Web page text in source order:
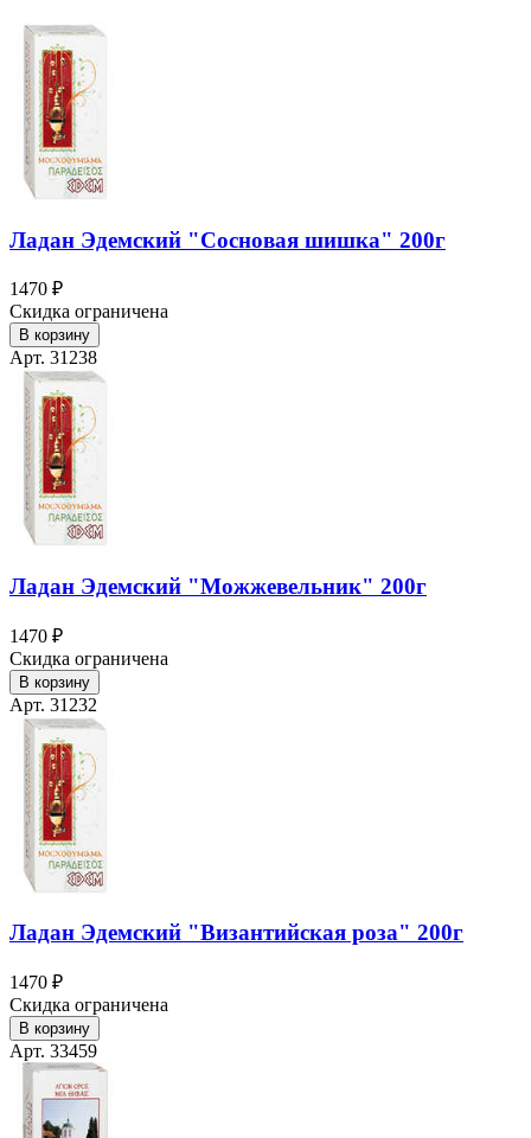
Ладан Эдемский "Сосновая шишка" 200г
1470 ₽
Скидка ограничена
В корзину
Арт. 31238
Ладан Эдемский "Можжевельник" 200г
1470 ₽
Скидка ограничена
В корзину
Арт. 31232
Ладан Эдемский "Византийская роза" 200г
1470 ₽
Скидка ограничена
В корзину
Арт. 33459